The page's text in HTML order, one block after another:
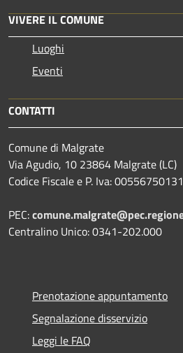
VIVERE IL COMUNE
Luoghi
Eventi
CONTATTI
Comune di Malgrate
Via Agudio, 10 23864 Malgrate (LC)
Codice Fiscale e P. Iva: 00556750131
PEC:
Centralino Unico: 0341-202.000
Prenotazione appuntamento
Segnalazione disservizio
Leggi le FAQ